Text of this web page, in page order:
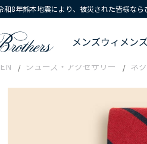
和8年熊本地震により、被災された皆様な
メンズウィメン
シューズ・アクセサリー ネ